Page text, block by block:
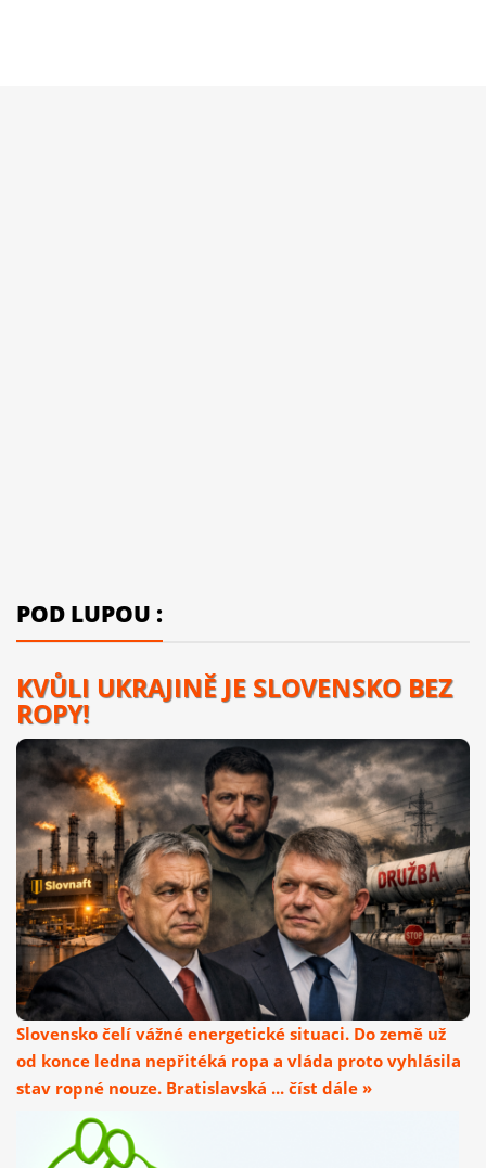
POD LUPOU :
KVŮLI UKRAJINĚ JE SLOVENSKO BEZ
ROPY!
Slovensko čelí vážné energetické situaci. Do země už
od konce ledna nepřitéká ropa a vláda proto vyhlásila
stav ropné nouze. Bratislavská ... číst dále »